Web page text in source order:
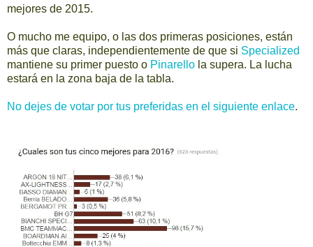
mejores de 2015.
O mucho me equipo, o las dos primeras posiciones, están
más que claras, independientemente de que si Specialized
mantiene su primer puesto o Pinarello la supera. La lucha
estará en la zona baja de la tabla.
No dejes de votar por tus preferidas en el siguiente enlace.